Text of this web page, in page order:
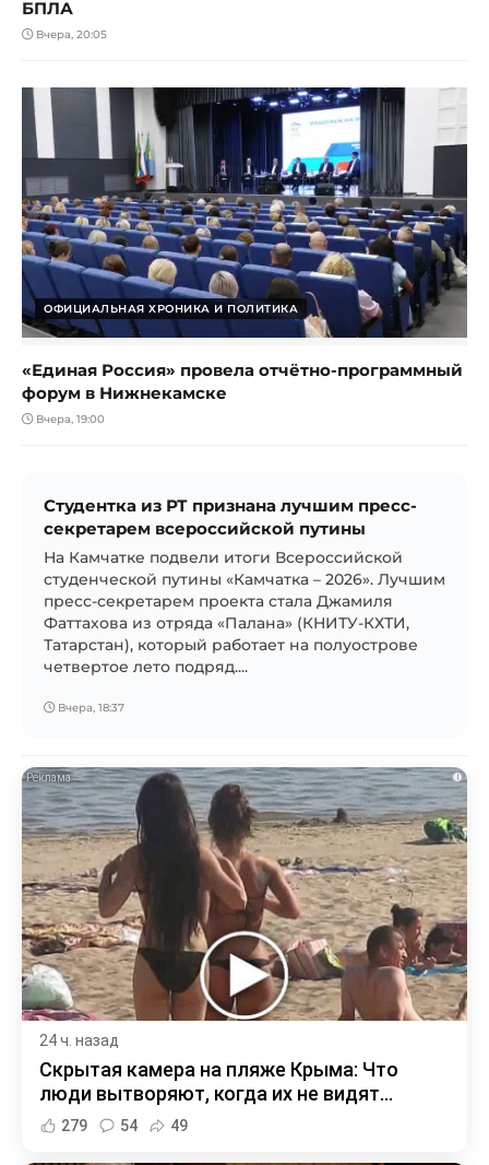
БПЛА
Вчера, 20:05
ОФИЦИАЛЬНАЯ ХРОНИКА И ПОЛИТИКА
«Единая Россия» провела отчётно-программный
форум в Нижнекамске
Вчера, 19:00
Студентка из РТ признана лучшим пресс-
секретарем всероссийской путины
На Камчатке подвели итоги Всероссийской
студенческой путины «Камчатка – 2026». Лучшим
пресс-секретарем проекта стала Джамиля
Фаттахова из отряда «Палана» (КНИТУ-КХТИ,
Татарстан), который работает на полуострове
четвертое лето подряд....
Вчера, 18:37
i
24 ч. назад
Скрытая камера на пляже Крыма: Что
люди вытворяют, когда их не видят...
279 54 49